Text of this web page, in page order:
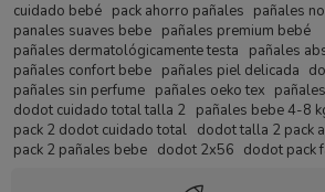
cuidado bebé pack ahorro pañales pañales
panales suaves bebe pañales premium bebé
pañales dermatológicamente testa
pañales
pañales confort bebe pañales piel delicada
pañales sin perfume pañales oeko tex
dodot cuidado total talla 2 pañales bebe 4-8
pack 2 dodot cuidado total dodot talla 2 pack
pack 2 pañales bebe dodot 2x56 dodot pack